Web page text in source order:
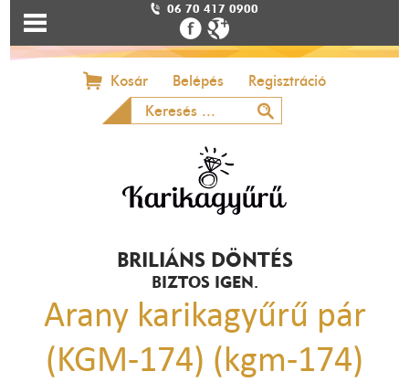
06 70 417 0900
Kosár Belépés Regisztráció
BRILIÁNS DÖNTÉS
BIZTOS IGEN.
Arany karikagyűrű pár
(KGM-174) (kgm-174)